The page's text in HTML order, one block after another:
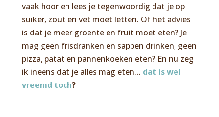
vaak hoor en lees je tegenwoordig dat je op
suiker, zout en vet moet letten. Of het advies
is dat je meer groente en fruit moet eten? Je
mag geen frisdranken en sappen drinken, geen
pizza, patat en pannenkoeken eten? En nu zeg
ik ineens dat je alles mag eten… dat is wel
vreemd toch?